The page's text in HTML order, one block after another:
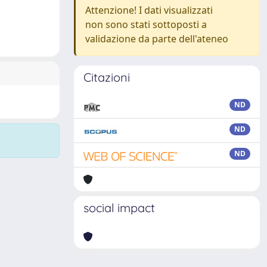
Attenzione! I dati visualizzati
non sono stati sottoposti a
validazione da parte dell'ateneo
Citazioni
ND
ND
ND
social impact